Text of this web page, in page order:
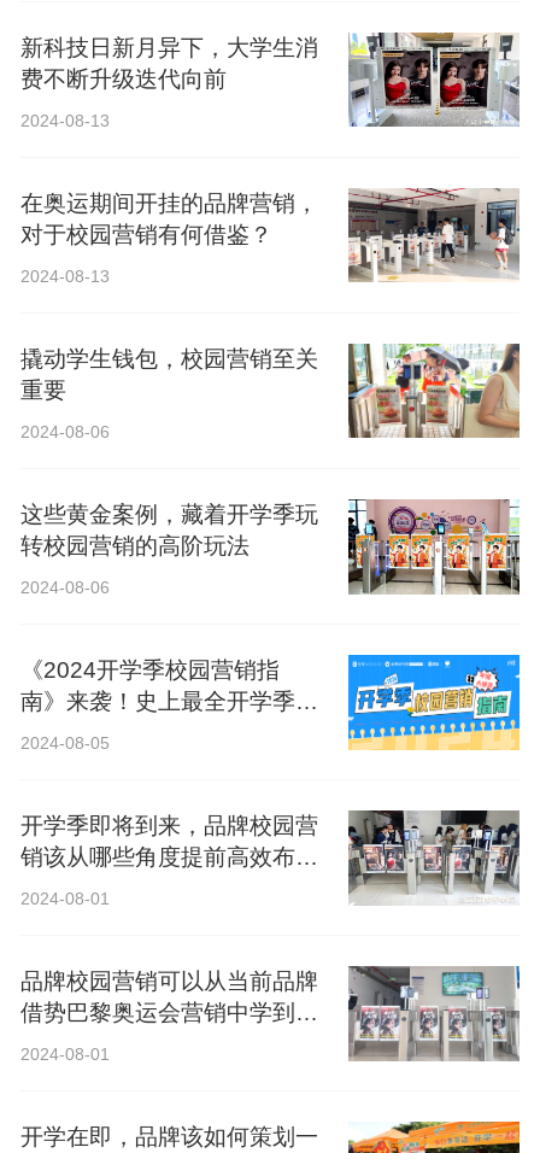
新科技日新月异下，大学生消
费不断升级迭代向前
2024-08-13
在奥运期间开挂的品牌营销，
对于校园营销有何借鉴？
2024-08-13
撬动学生钱包，校园营销至关
重要
2024-08-06
这些黄金案例，藏着开学季玩
转校园营销的高阶玩法
2024-08-06
《2024开学季校园营销指
南》来袭！史上最全开学季营
销攻略！
2024-08-05
开学季即将到来，品牌校园营
销该从哪些角度提前高效布
局？
2024-08-01
品牌校园营销可以从当前品牌
借势巴黎奥运会营销中学到什
么？
2024-08-01
开学在即，品牌该如何策划一